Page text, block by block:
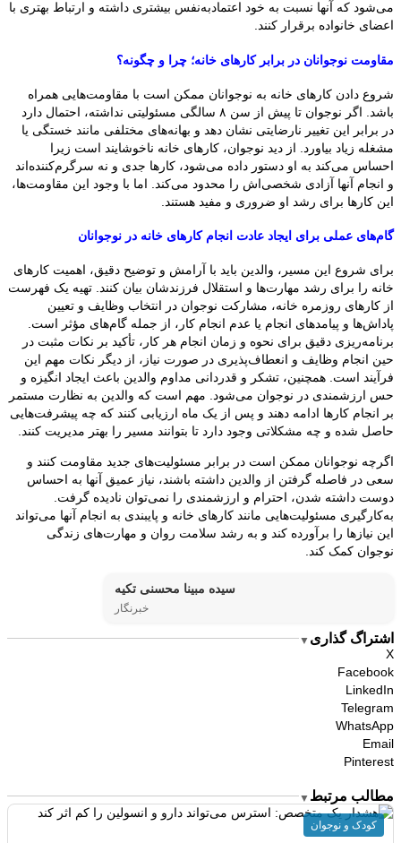
می‌شود که آنها نسبت به خود اعتمادبه‌نفس بیشتری داشته و ارتباط بهتری با
اعضای خانواده برقرار کنند.
مقاومت نوجوانان در برابر کارهای خانه؛ چرا و چگونه؟
شروع دادن کارهای خانه به نوجوانان ممکن است با مقاومت‌هایی همراه
باشد. اگر نوجوان تا پیش از سن ۸ سالگی مسئولیتی نداشته، احتمال دارد
در برابر این تغییر نارضایتی نشان دهد و بهانه‌های مختلفی مانند خستگی یا
مشغله زیاد بیاورد. از دید نوجوان، کارهای خانه ناخوشایند است زیرا
احساس می‌کند به او دستور داده می‌شود، کارها جدی و نه سرگرم‌کننده‌اند
و انجام آنها آزادی شخصی‌اش را محدود می‌کند. اما با وجود این مقاومت‌ها،
این کارها برای رشد او ضروری و مفید هستند.
گام‌های عملی برای ایجاد عادت انجام کارهای خانه در نوجوانان
برای شروع این مسیر، والدین باید با آرامش و توضیح دقیق، اهمیت کارهای
خانه را برای رشد مهارت‌ها و استقلال فرزندشان بیان کنند. تهیه یک فهرست
از کارهای روزمره خانه، مشارکت نوجوان در انتخاب وظایف و تعیین
پاداش‌ها و پیامدهای انجام یا عدم انجام کار، از جمله گام‌های مؤثر است.
برنامه‌ریزی دقیق برای نحوه و زمان انجام هر کار، تأکید بر نکات مثبت در
حین انجام وظایف و انعطاف‌پذیری در صورت نیاز، از دیگر نکات مهم این
فرآیند است. همچنین، تشکر و قدردانی مداوم والدین باعث ایجاد انگیزه و
حس ارزشمندی در نوجوان می‌شود. مهم است که والدین به نظارت مستمر
بر انجام کارها ادامه دهند و پس از یک ماه ارزیابی کنند که چه پیشرفت‌هایی
حاصل شده و چه مشکلاتی وجود دارد تا بتوانند مسیر را بهتر مدیریت کنند.
اگرچه نوجوانان ممکن است در برابر مسئولیت‌های جدید مقاومت کنند و
سعی در فاصله گرفتن از والدین داشته باشند، نیاز عمیق آنها به احساس
دوست داشته شدن، احترام و ارزشمندی را نمی‌توان نادیده گرفت.
به‌کارگیری مسئولیت‌هایی مانند کارهای خانه و پایبندی به انجام آنها می‌تواند
این نیازها را برآورده کند و به رشد سلامت روان و مهارت‌های زندگی
نوجوان کمک کند.
سیده مبینا محسنی تکیه
خبرنگار
اشتراگ گذاری ▼
X
Facebook
LinkedIn
Telegram
WhatsApp
Email
Pinterest
مطالب مرتبط ▼
کودک و نوجوان